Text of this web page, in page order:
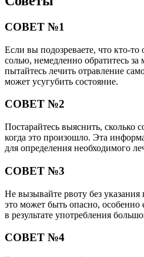
СОВЕТ №1
Если вы подозреваете, что кто-то
солью, немедленно обратитесь
пытайтесь лечить отравление
может усугубить состояние.
СОВЕТ №2
Постарайтесь выяснить, сколько
когда это произошло. Эта
для определения необходимого
СОВЕТ №3
Не вызывайте рвоту без
это может быть опасно, особенно
в результате употребления
СОВЕТ №4